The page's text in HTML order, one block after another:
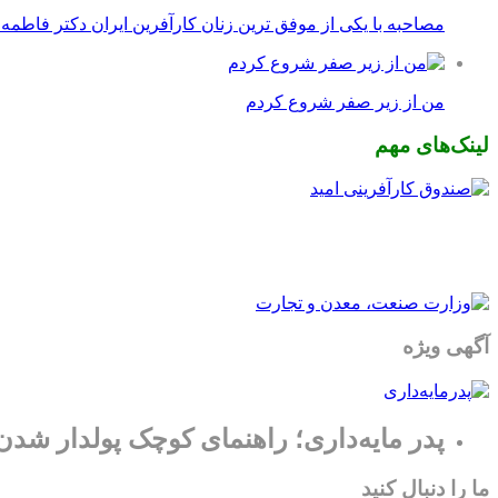
مصاحبه با یکی از موفق ترین زنان کارآفرین ایران دکتر
من از زیر صفر شروع کردم
لینک‌های مهم
آگهی ویژه
پدر مایه‌داری؛ راهنمای کوچک پولدار
ما را دنبال کنید